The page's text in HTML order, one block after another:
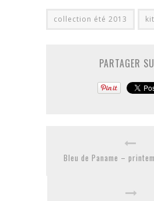
collection été 2013
PARTAGER
Bleu de Paname –